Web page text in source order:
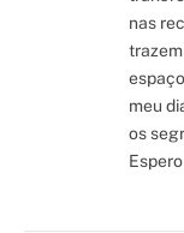
nas
meu
os